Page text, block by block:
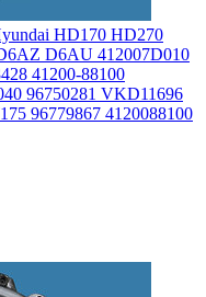
HD170 HD270
D6AU 412007D010
41200-88100
96750281 VKD11696
96779867 4120088100